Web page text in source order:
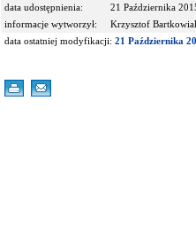
data udostępnienia:
21 Października
informacje wytworzył:
Krzysztof
data ostatniej modyfikacji: 21 Października